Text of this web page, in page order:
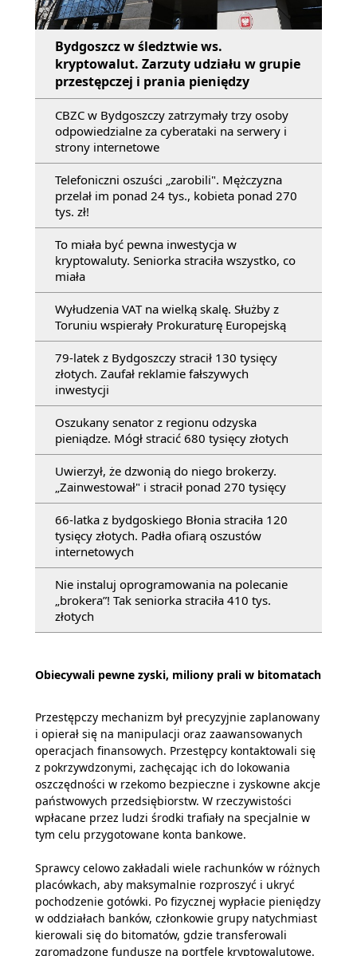
Bydgoszcz w śledztwie ws.
kryptowalut. Zarzuty udziału w grupie
przestępczej i prania pieniędzy
CBZC w Bydgoszczy zatrzymały trzy osoby
odpowiedzialne za cyberataki na serwery i
strony internetowe
Telefoniczni oszuści „zarobili". Mężczyzna
przelał im ponad 24 tys., kobieta ponad 270
tys. zł!
To miała być pewna inwestycja w
kryptowaluty. Seniorka straciła wszystko, co
miała
Wyłudzenia VAT na wielką skalę. Służby z
Toruniu wspierały Prokuraturę Europejską
79-latek z Bydgoszczy stracił 130 tysięcy
złotych. Zaufał reklamie fałszywych
inwestycji
Oszukany senator z regionu odzyska
pieniądze. Mógł stracić 680 tysięcy złotych
Uwierzył, że dzwonią do niego brokerzy.
„Zainwestował" i stracił ponad 270 tysięcy
66-latka z bydgoskiego Błonia straciła 120
tysięcy złotych. Padła ofiarą oszustów
internetowych
Nie instaluj oprogramowania na polecanie
„brokera”! Tak seniorka straciła 410 tys.
złotych
Obiecywali pewne zyski, miliony prali w bitomatach
Przestępczy mechanizm był precyzyjnie zaplanowany
i opierał się na manipulacji oraz zaawansowanych
operacjach finansowych. Przestępcy kontaktowali się
z pokrzywdzonymi, zachęcając ich do lokowania
oszczędności w rzekomo bezpieczne i zyskowne akcje
państwowych przedsiębiorstw. W rzeczywistości
wpłacane przez ludzi środki trafiały na specjalnie w
tym celu przygotowane konta bankowe.
Sprawcy celowo zakładali wiele rachunków w różnych
placówkach, aby maksymalnie rozproszyć i ukryć
pochodzenie gotówki. Po fizycznej wypłacie pieniędzy
w oddziałach banków, członkowie grupy natychmiast
kierowali się do bitomatów, gdzie transferowali
zgromadzone fundusze na portfele kryptowalutowe.